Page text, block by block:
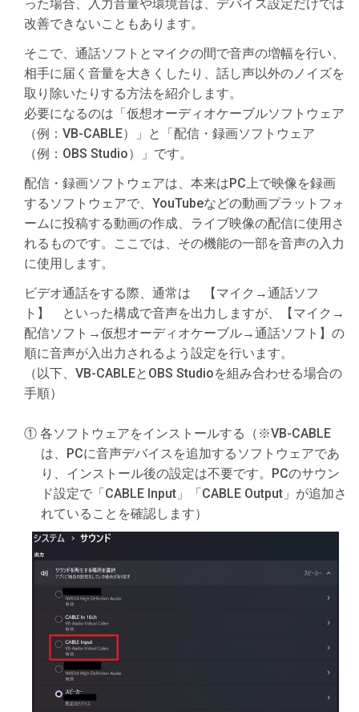
った場合、入力音量や環境音は、デバイス設定だけでは
改善できないこともあります。
そこで、通話ソフトとマイクの間で音声の増幅を行い、
相手に届く音量を大きくしたり、話し声以外のノイズを
取り除いたりする方法を紹介します。
必要になるのは「仮想オーディオケーブルソフトウェア
（例：VB-CABLE）」と「配信・録画ソフトウェア
（例：OBS Studio）」です。
配信・録画ソフトウェアは、本来はPC上で映像を録画
するソフトウェアで、YouTubeなどの動画プラットフォ
ームに投稿する動画の作成、ライブ映像の配信に使用さ
れるものです。ここでは、その機能の一部を音声の入力
に使用します。
ビデオ通話をする際、通常は 【マイク→通話ソフ
ト】 といった構成で音声を出力しますが、【マイク→
配信ソフト→仮想オーディオケーブル→通話ソフト】の
順に音声が入出力されるよう設定を行います。
（以下、VB-CABLEとOBS Studioを組み合わせる場合の
手順）
① 各ソフトウェアをインストールする（※VB-CABLE
は、PCに音声デバイスを追加するソフトウェアであ
り、インストール後の設定は不要です。PCのサウン
ド設定で「CABLE Input」「CABLE Output」が追加さ
れていることを確認します）